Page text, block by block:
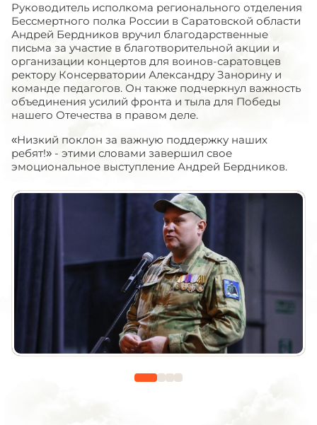
Руководитель исполкома регионального отделения
Бессмертного полка России в Саратовской области
Андрей Бердников вручил благодарственные
письма за участие в благотворительной акции и
организации концертов для воинов-саратовцев
ректору Консерватории Александру Занорину и
команде педагогов. Он также подчеркнул важность
объединения усилий фронта и тыла для Победы
нашего Отечества в правом деле.
«Низкий поклон за важную поддержку наших
ребят!» - этими словами завершил свое
эмоциональное выступление Андрей Бердников.